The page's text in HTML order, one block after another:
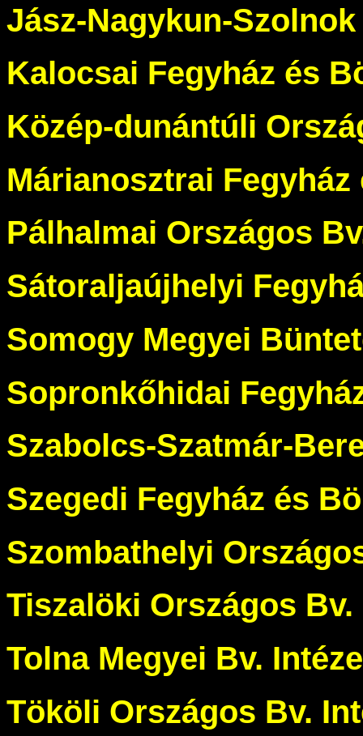
Jász-Nagykun-
Kalocsai Fegyház és
Közép-dunántúli
Márianosztrai
Pálhalmai Országos
Sátoraljaújhelyi
Somogy Megyei
Sopronkőhidai
Szabolcs-Szatmár-
Szegedi Fegyház és
Szombathelyi
Tiszalöki Országos Bv.
Tolna Megyei Bv.
Tököli Országos Bv.